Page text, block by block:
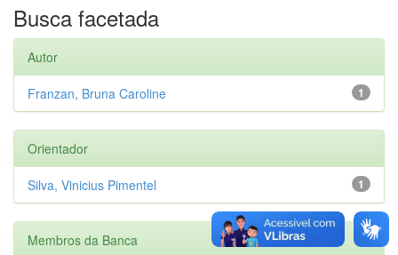
Busca facetada
Autor
1
Franzan, Bruna Caroline
Orientador
1
Silva, Vinicius Pimentel
Membros da Banca